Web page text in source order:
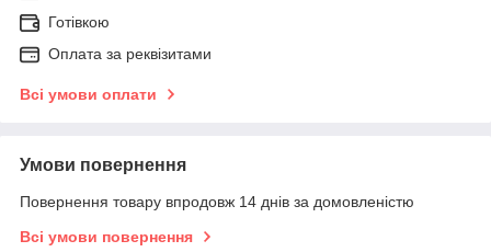
Готівкою
Оплата за реквізитами
Всі умови оплати
Умови повернення
Повернення товару впродовж 14 днів за домовленістю
Всі умови повернення